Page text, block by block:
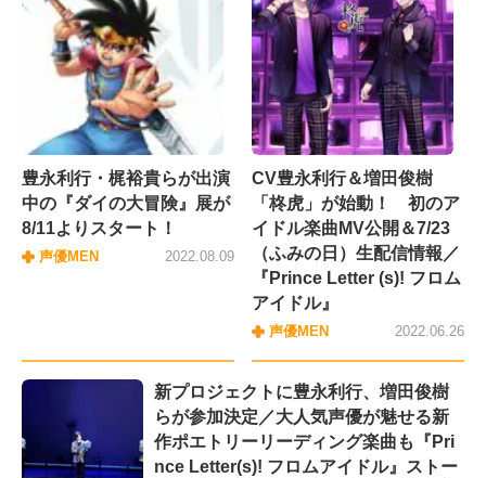
豊永利行・梶裕貴らが出演
中の『ダイの大冒険』展が
8/11よりスタート！
声優MEN 2022.08.09
CV豊永利行＆増田俊樹
「柊虎」が始動！ 初のア
イドル楽曲MV公開＆7/23
（ふみの日）生配信情報／
『Prince Letter (s)! フロム
アイドル』
声優MEN 2022.06.26
新プロジェクトに豊永利行、増田俊樹
らが参加決定／大人気声優が魅せる新
作ポエトリーリーディング楽曲も『Pri
nce Letter(s)! フロムアイドル』ストー